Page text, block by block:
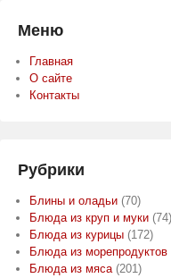
Меню
Главная
О сайте
Контакты
Рубрики
Блины и оладьи (70)
Блюда из круп и муки (74)
Блюда из курицы (172)
Блюда из морепродуктов
Блюда из мяса(201)